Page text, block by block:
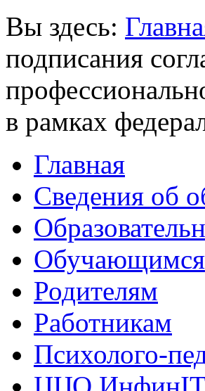
Вы здесь:
подписания
в рамках
Главная
Сведения об
Обучающимся
Родителям
Работникам
Психолого-